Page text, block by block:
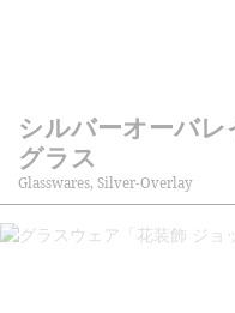
シルバーオーバ
グラス
Glasswares, Silver-Overlay